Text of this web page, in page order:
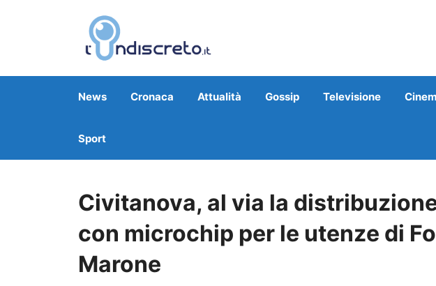
News Cronaca Attualità Gossip Televisione
Sport
Civitanova, al via la
con microchip per le utenze di
Marone